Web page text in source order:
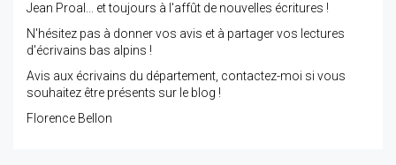
Jean Proal... et toujours à l'affût de nouvelles écritures !
N'hésitez pas à donner vos avis et à partager vos lectures
d'écrivains bas alpins !
Avis aux écrivains du département, contactez-moi si vous
souhaitez être présents sur le blog !
Florence Bellon